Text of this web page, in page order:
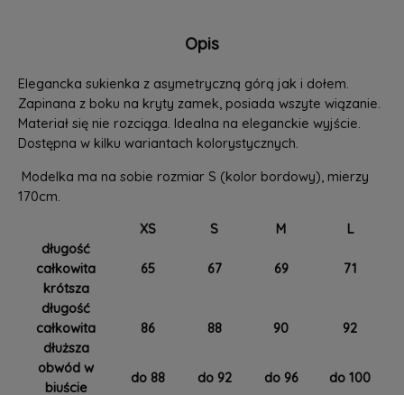
Opis
Elegancka sukienka z asymetryczną górą jak i dołem.
Zapinana z boku na kryty zamek, posiada wszyte wiązanie.
Materiał się nie rozciąga. Idealna na eleganckie wyjście.
Dostępna w kilku wariantach kolorystycznych.
Modelka ma na sobie rozmiar S (kolor bordowy), mierzy
170cm.
XS
S M
L
długość
całkowita
krótsza
65 67 69 71
długość
całkowita
dłuższa
86 88 90 92
obwód w
biuście
do 88 do 92 do 96
do 100